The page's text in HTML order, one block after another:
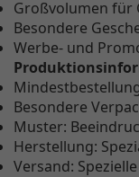
Großvolumen für
Besondere
Werbe- und
Besondere
Muster:
Herstellung:
Versand: